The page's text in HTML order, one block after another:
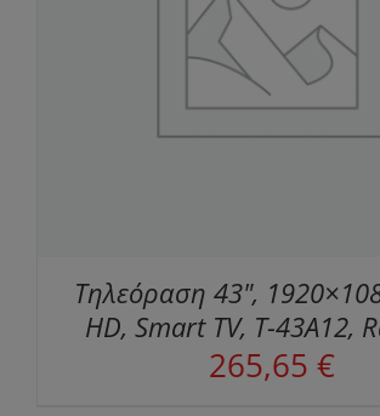
Τηλεόραση 43",
HD, Smart TV, T-43A12,
265,65 €